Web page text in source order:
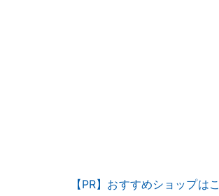
【PR】おすすめショップは